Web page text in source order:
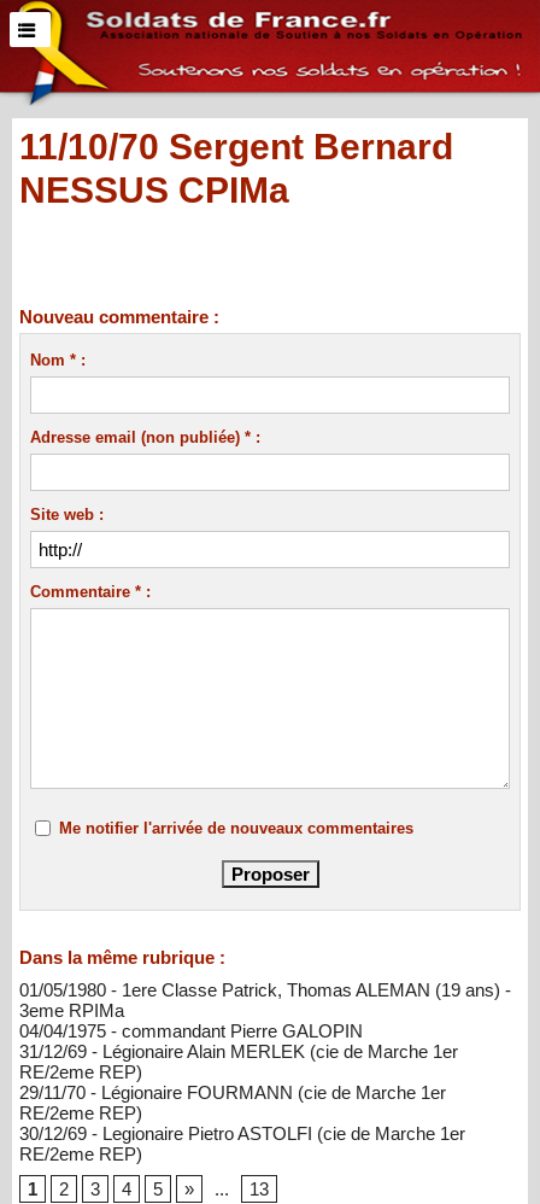
11/10/70 Sergent Bernard
NESSUS CPIMa
Nouveau commentaire :
Nom * :
Adresse email (non publiée) * :
Site web :
Commentaire * :
Me notifier l'arrivée de nouveaux commentaires
Dans la même rubrique :
01/05/1980 - 1ere Classe Patrick, Thomas ALEMAN (19 ans) -
3eme RPIMa
04/04/1975 - commandant Pierre GALOPIN
31/12/69 - Légionaire Alain MERLEK (cie de Marche 1er
RE/2eme REP)
29/11/70 - Légionaire FOURMANN (cie de Marche 1er
RE/2eme REP)
30/12/69 - Legionaire Pietro ASTOLFI (cie de Marche 1er
RE/2eme REP)
1
2 3 4 5 » ... 13